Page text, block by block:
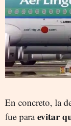
En concreto, la
fue paraevitar